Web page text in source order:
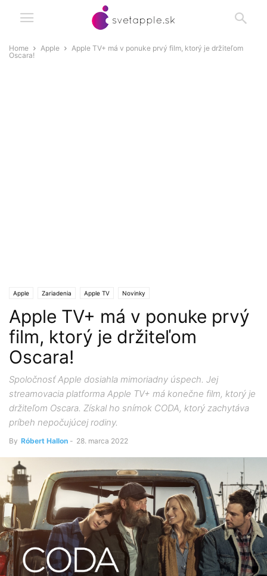
Home Apple
Apple TV+ má v ponuke prvý film, ktorý je držiteľom
Oscara!
Apple Zariadenia Apple TV Novinky
Apple TV+ má v ponuke prvý
film, ktorý je držiteľom
Oscara!
Spoločnosť Apple dosiahla mimoriadny úspech. Jej
streamovacia platforma Apple TV+ má konečne film, ktorý je
držiteľom Oscara. Získal ho snímok CODA, ktorý zachytáva
príbeh nepočujúcej rodiny.
By Róbert Hallon - 28. marca 2022